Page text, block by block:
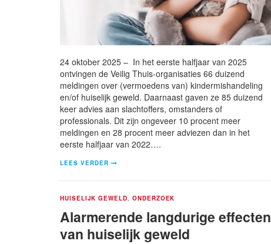
24 oktober 2025 – In het eerste halfjaar van 2025
ontvingen de Veilig Thuis-organisaties 66 duizend
meldingen over (vermoedens van) kindermishandeling
en/of huiselijk geweld. Daarnaast gaven ze 85 duizend
keer advies aan slachtoffers, omstanders of
professionals. Dit zijn ongeveer 10 procent meer
meldingen en 28 procent meer adviezen dan in het
eerste halfjaar van 2022….
LEES VERDER
HUISELIJK GEWELD ONDERZOEK
Alarmerende langdurige effecten
van huiselijk geweld